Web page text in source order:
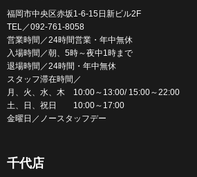
福岡市中央区赤坂1-6-15日新ビル2F
TEL／092-761-8058
営業時間／24時間営業・年中無休
入場時間／朝、5時～夜中1時まで
退場時間／24時間・年中無休
スタッフ滞在時間／
月、火、水、木 10:00～13:00/ 15:00～22:00
土、日、祝日 10:00～17:00
金曜日／ノースタッフデー
千代店